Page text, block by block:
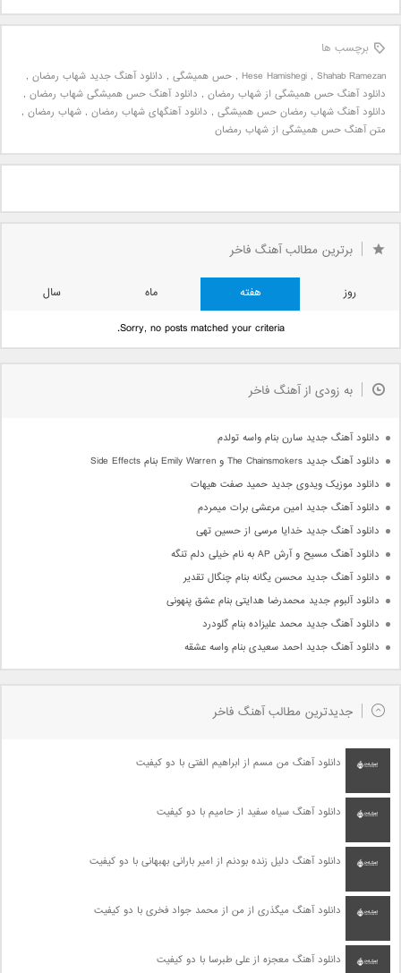
برچسب ها
Hese Hamishegi , Shahab Ramezan
, حس همیشگی , دانلود آهنگ جدید شهاب رمضان ,
دانلود آهنگ حس همیشگی از شهاب رمضان , دانلود آهنگ حس همیشگی شهاب رمضان ,
دانلود آهنگ شهاب رمضان حس همیشگی , دانلود آهنگهای شهاب رمضان , شهاب رمضان ,
متن آهنگ حس همیشگی از شهاب رمضان
برترین مطالب آهنگ فاخر
روز هفته ماه
سال
Sorry, no posts matched your criteria.
به زودی از آهنگ فاخر
دانلود آهنگ جدید سارن بنام واسه تولدم
دانلود آهنگ جدید The Chainsmokers و Emily Warren بنام Side Effects
دانلود موزیک ویدوی جدید حمید صفت هیهات
دانلود آهنگ جدید امین مرعشی برات میمردم
دانلود آهنگ جدید خدایا مرسی از حسین تهی
دانلود آهنگ مسیح و آرش AP به نام خیلی دلم تنگه
دانلود آهنگ جدید محسن یگانه بنام چنگال تقدیر
دانلود آلبوم جدید محمدرضا هدایتی بنام عشق پنهونی
دانلود آهنگ جدید محمد علیزاده بنام گلودرد
دانلود آهنگ جدید احمد سعیدی بنام واسه عشقه
جدیدترین مطالب آهنگ فاخر
دانلود آهنگ من مسم از ابراهیم الفتی با دو کیفیت
دانلود آهنگ سیاه سفید از حامیم با دو کیفیت
دانلود آهنگ دلیل زنده بودنم از امیر بارانی بهبهانی با دو کیفیت
دانلود آهنگ میگذری از من از محمد جواد فخری با دو کیفیت
دانلود آهنگ معجزه از علی طبرسا با دو کیفیت